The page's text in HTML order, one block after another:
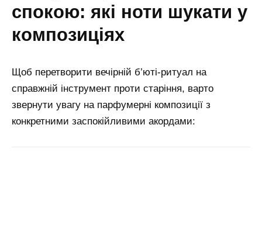
спокою: які ноти шукати у
композиціях
Щоб перетворити вечірній б’юті-ритуал на
справжній інструмент проти старіння, варто
звернути увагу на парфумерні композиції з
конкретними заспокійливими акордами: